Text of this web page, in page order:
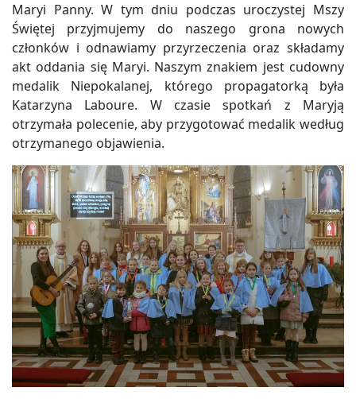
Maryi Panny. W tym dniu podczas uroczystej Mszy
Świętej przyjmujemy do naszego grona nowych
członków i odnawiamy przyrzeczenia oraz składamy
akt oddania się Maryi. Naszym znakiem jest cudowny
medalik Niepokalanej, którego propagatorką była
Katarzyna Laboure. W czasie spotkań z Maryją
otrzymała polecenie, aby przygotować medalik według
otrzymanego objawienia.